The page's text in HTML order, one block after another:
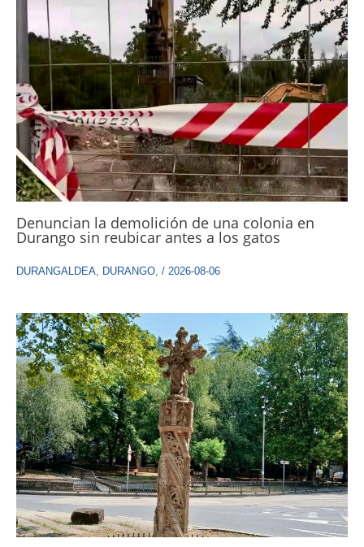
Denuncian la demolición de una colonia en
Durango sin reubicar antes a los gatos
DURANGALDEA, DURANGO, / 2026-08-06